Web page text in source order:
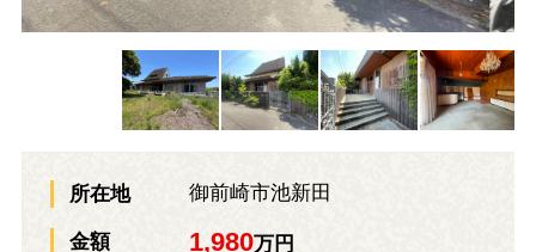
所在地 御前崎市池新田
金額 1,980万円